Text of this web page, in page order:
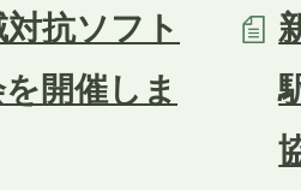
抗ソフト
開催しま